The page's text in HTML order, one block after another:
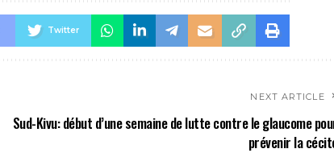
Twitter
NEXT ARTICLE
Sud-Kivu: début d’une semaine de lutte contre le glaucome
prévenir la